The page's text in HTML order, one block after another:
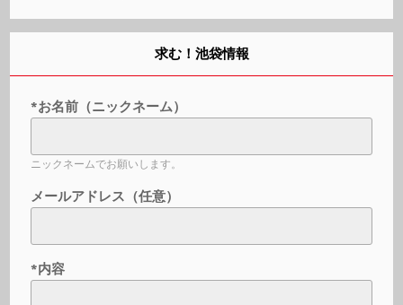
求む！池袋情報
*お名前（ニックネーム）
ニックネームでお願いします。
メールアドレス（任意）
*内容